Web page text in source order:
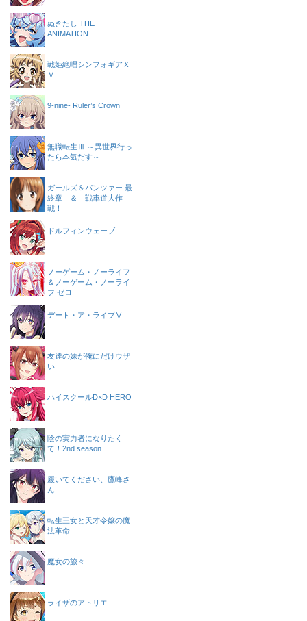
ぬきたし THE
ANIMATION
戦姫絶唱シンフォギアＸ
Ｖ
9-nine- Ruler’s Crown
無職転生Ⅲ ～異世界行っ
たら本気だす～
ガールズ＆パンツァー 最
終章 ＆ 戦車道大作
戦！
ドルフィンウェーブ
ノーゲーム・ノーライフ
＆ノーゲーム・ノーライ
フ ゼロ
デート・ア・ライブⅤ
友達の妹が俺にだけウザ
い
ハイスクールD×D HERO
陰の実力者になりたく
て！2nd season
履いてください、鷹峰さ
ん
転生王女と天才令嬢の魔
法革命
魔女の旅々
ライザのアトリエ